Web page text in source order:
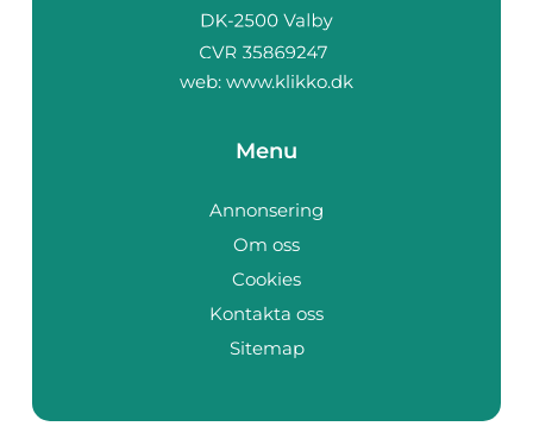
web: www.klikko.dk
Menu
Annonsering
Om oss
Cookies
Kontakta oss
Sitemap